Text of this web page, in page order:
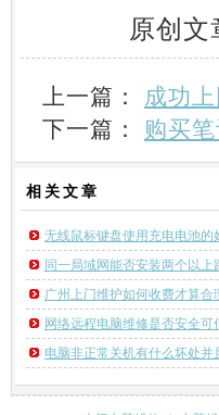
原创文
上一篇： 成功
下一篇： 购买
相关 文章
无线鼠标键盘使用充电电池的
同一局域网能否安装两个以
广州上门维护如何收费才算合
网络远程电脑维修是否安全可
电脑非正常关机有什么坏处并